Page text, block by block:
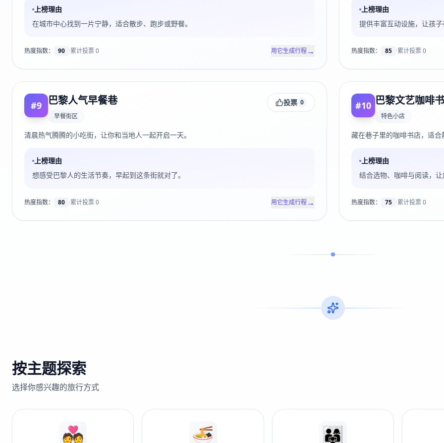
上榜理由
在城市中心找到一片宁静，适合散步、跑步或野餐。
热度指数： 90 ·累计投票0 用它生成行程→
上榜理由
提供丰富互动设施，让孩
热度指数： 85 ·累计投票0
#9 巴黎人气早餐巷
早餐街区
投票 0
清晨热气腾腾的小吃街，让你和当地人一起开启一天。
上榜理由
想感受巴黎人的生活节奏，早起到这条街就对了。
热度指数： 80 ·累计投票0 用它生成行程→
#10 巴黎文艺咖啡
特色小店
藏在巷子里的咖啡书店，适
上榜理由
结合选物、咖啡与阅读，
热度指数： 75 ·累计投票0
按主题探索
选择你感兴趣的旅行方式
💑 🍜 👨‍👩‍👧